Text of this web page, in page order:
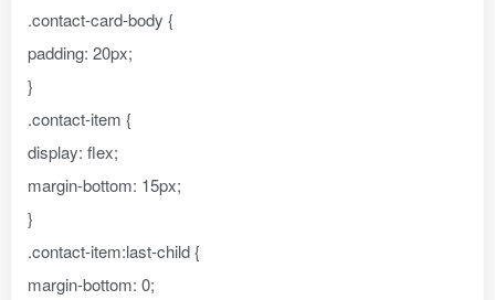
.contact-card-body {
padding: 20px;
}
.contact-item {
display: flex;
margin-bottom: 15px;
}
.contact-item:last-child {
margin-bottom: 0;